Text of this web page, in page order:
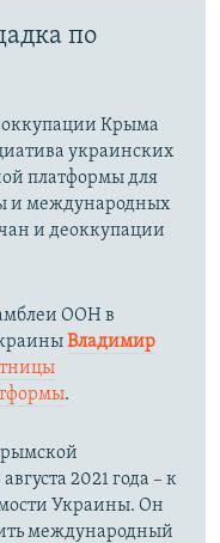
по
Крыма
украинских
платформы для
и международных
и деоккупации
ООН в
Владимир
.
2021 года – к
Украины. Он
международный